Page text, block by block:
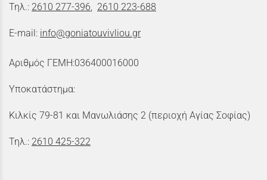
Τηλ.: 2610 277-396 2610 223-688
E-mail: info@goniatouvivliou.gr
Αριθμός ΓΕΜΗ:036400016000
Υποκατάστημα:
Κιλκίς 79-81 και Μανωλιάσης 2 (περιοχή Αγίας Σοφίας)
Τηλ.: 2610 425-322